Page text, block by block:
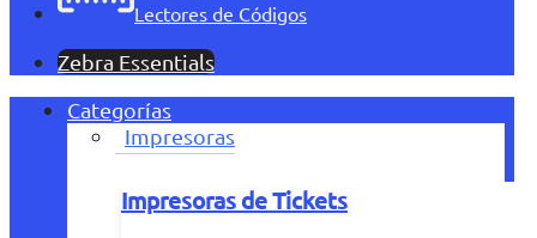
Lectores de Códigos
Zebra Essentials
Categorías
Impresoras
Impresoras de Tickets